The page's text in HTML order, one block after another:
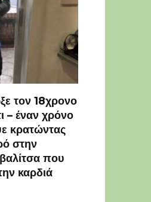
τον 18χρονο
– έναν χρόνο
κρατώντας
στην
που
καρδιά